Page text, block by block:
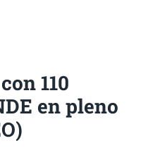
110
en pleno